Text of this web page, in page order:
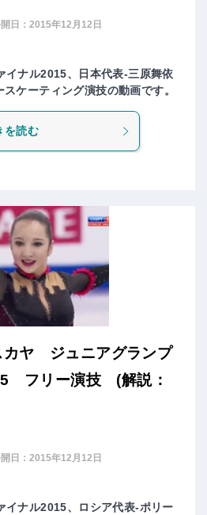
日： 2015年12月12日
イナル2015、日本代表-三原舞依
ケーティング演技の動画です。
を読む
カヤ ジュニアグランプ
フリー演技 (解説：
日： 2015年12月12日
イナル2015、ロシア代表-ポリー